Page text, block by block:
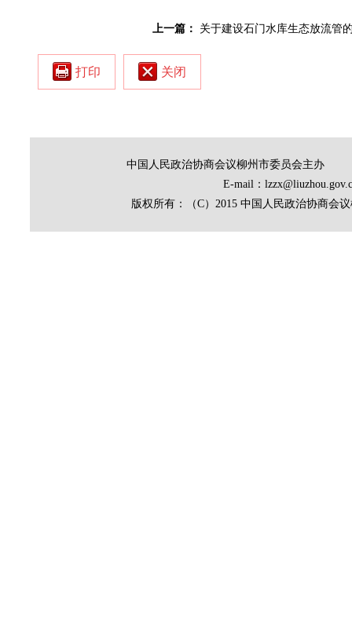
上一篇： 关于建设石门水库生态放流管
打印 关闭
中国人民政治协商会议柳州市委员会主
E-mail：
版权所有：（C）2015 中国人民政治